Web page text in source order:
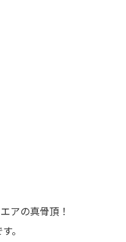
アの真骨頂！
。